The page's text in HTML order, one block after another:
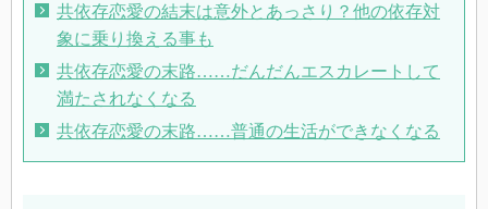
共依存恋愛の結末は意外とあっさり？他の依存対
象に乗り換える事も
共依存恋愛の末路……だんだんエスカレートして
満たされなくなる
共依存恋愛の末路……普通の生活ができなくなる